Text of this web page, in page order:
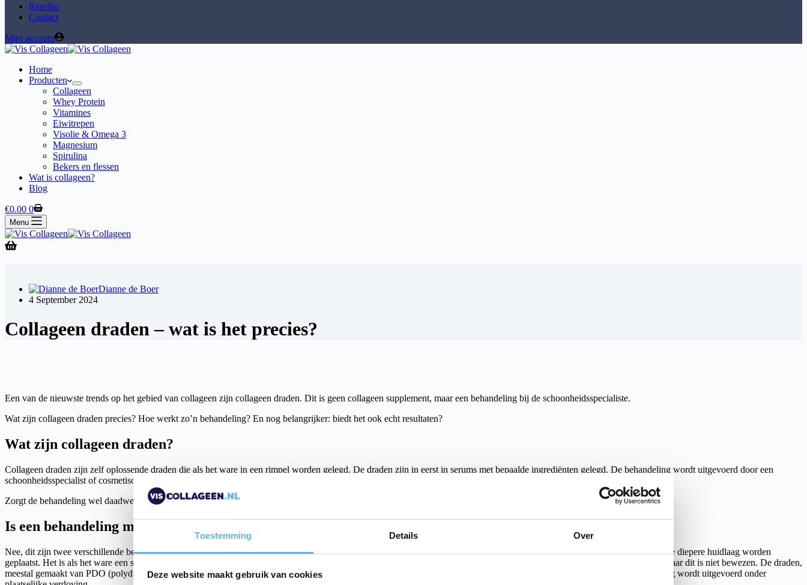
Toestemming Details Over
Deze website maakt gebruik van cookies
Reseller
Contact
Mijn account
Home
Producten
Collageen
Whey Protein
Vitamines
Eiwitrepen
Visolie & Omega 3
Magnesium
Spirulina
Bekers en flessen
Wat is collageen?
Blog
Winkelwagen
€0.00 0
Menu
Dianne de Boer
4 September 2024
Collageen draden – wat is het precies?
Een van de nieuwste trends op het gebied van collageen zijn collageen draden. Dit is geen collageen supplement, maar een behandeling bij de schoonheidsspecialiste.
Wat zijn collageen draden precies? Hoe werkt zo’n behandeling? En nog belangrijker: biedt het ook echt resultaten?
Wat zijn collageen draden?
Collageen draden zijn zelf oplossende draden die als het ware in een rimpel worden gelegd. De draden zijn in eerst in serums met bepaalde ingrediënten gelegd. De behandeling wordt uitgevoerd door een
schoonheidsspecialist of cosmetisch arts.
Zorgt de behandeling wel daadwerkelijk voor vermindering van rimpels? Daar gaan we verderop in de blog dieper op in.
Is een behandeling met collageen draden hetzelfde als een draadlift behandeling?
Nee, dit zijn twee verschillende behandelingen. Een draadlift behandeling is een invasieve cosmetische ingreep en waarbij afbreekbare hechtdraden met behulp van naalden in de diepere huidlaag worden
geplaatst. Het is als het ware een soort facelift. Een draadlift behandeling zou de huid liften en naar zeggen de collageenaanmaak stimuleren en daardoor rimpels verminderen, maar dit is niet bewezen. De draden,
meestal gemaakt van PDO (polydioxanon), worden gebruikt om de huid te ondersteunen. Deze draden worden ook vaak gebruikt voor het hechten van wonden. De behandeling wordt uitgevoerd onder